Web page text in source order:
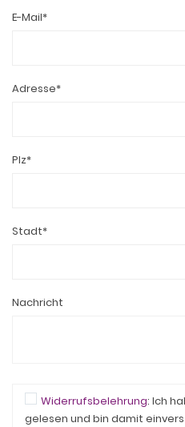
E-Mail*
Adresse*
Plz*
Stadt*
Nachricht
Widerrufsbelehrung: Ich
gelesen und bin damit